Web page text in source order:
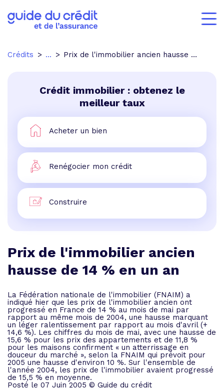
Crédits ... Prix de l'immobilier ancien hausse de 14 % en un an
Crédit immobilier : obtenez le
meilleur taux
Acheter un bien
Renégocier mon crédit
Construire
Prix de l'immobilier ancien
hausse de 14 % en un an
La Fédération nationale de l'immobilier (FNAIM) a
indiqué hier que les prix de l'immobilier ancien ont
progressé en France de 14 % au mois de mai par
rapport au même mois de 2004, une hausse marquant
un léger ralentissement par rapport au mois d'avril (+
14,6 %). Les chiffres du mois de mai, avec une hausse de
15,6 % pour les prix des appartements et de 11,8 %
pour les maisons confirment « un atterrissage en
douceur du marché », selon la FNAIM qui prévoit pour
2005 une hausse d'environ 10 %. Sur l'ensemble de
l'année 2004, les prix de l'immobilier avaient progressé
de 15,5 % en moyenne.
Posté le 07 Juin 2005 © Guide du crédit